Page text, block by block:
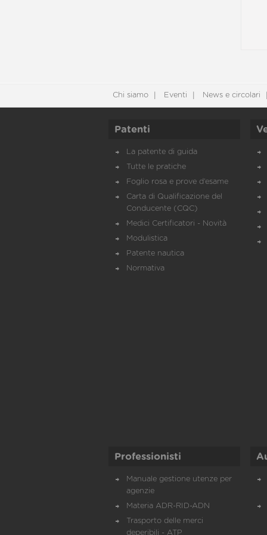
Chi siamo Eventi News e circolari
Patenti
La patente di guida
Tutte le pratiche
Foglio rosa e prove d’esame
Carta di Qualificazione del
Conducente (CQC)
Medici Certificatori - Novità
Modulistica
Patente nautica
Normativa
Professionisti
Manuale gestione utenze per
agenzie
Materia ADR-RID-ADN
Trasporto delle merci
deperibili - ATP